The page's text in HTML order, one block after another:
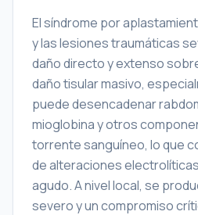
El síndrome por
y las lesiones traumáticas
daño directo y extenso
daño tisular masivo,
puede desencadenar
mioglobina y otros
torrente sanguíneo, lo que
de alteraciones
agudo. A nivel local, se
severo y un compromiso